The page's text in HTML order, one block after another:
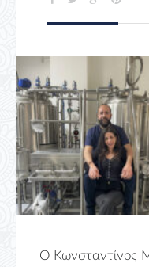
Ο Κωνσταντίνος